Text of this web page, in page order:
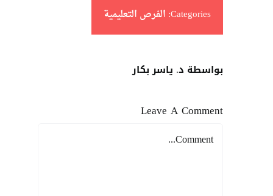
Categories: الفرص التعليمية
بواسطة د. ياسر بكار
Leave A Comment
Comment